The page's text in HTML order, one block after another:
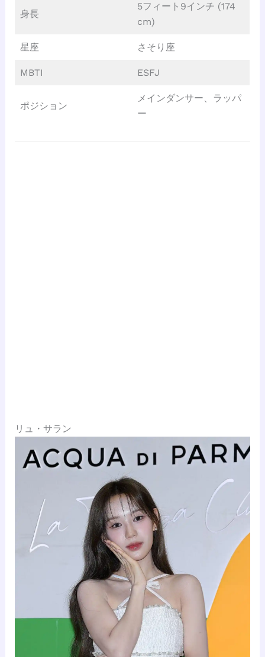
身長
5フィート9インチ (174
cm)
星座 さそり座
MBTI ESFJ
ポジション
メインダンサー、ラッパ
ー
リュ・サラン